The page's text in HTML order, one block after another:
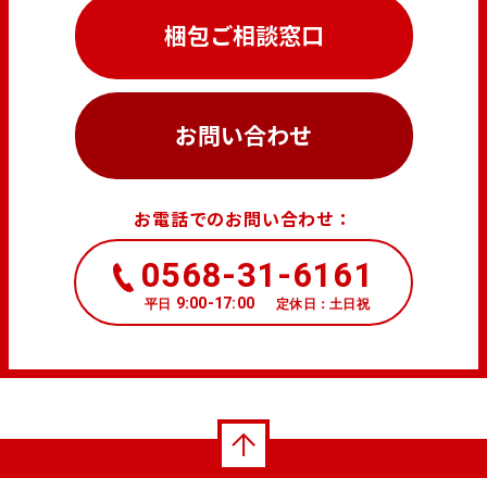
梱包ご相談窓口
お問い合わせ
お電話でのお問い合わせ：
0568-31-6161
平日 9:00-17:00 定休日：土日祝